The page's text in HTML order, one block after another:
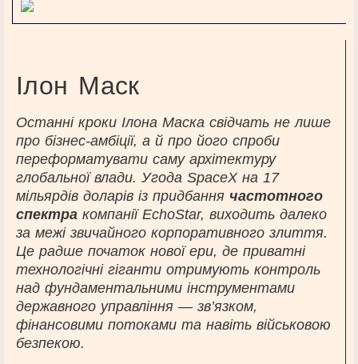
Ілон Маск
Останні кроки Ілона Маска свідчать не лише
про бізнес-амбіції, а й про його спроби
переформатувати саму архітектуру
глобальної влади. Угода SpaceX на 17
мільярдів доларів із придбання частотного
спектра компанії EchoStar, виходить далеко
за межі звичайного корпоративного злиття.
Це радше початок нової ери, де приватні
технологічні гіганти отримують контроль
над фундаментальними інструментами
державного управління — зв’язком,
фінансовими потоками та навіть військовою
безпекою.